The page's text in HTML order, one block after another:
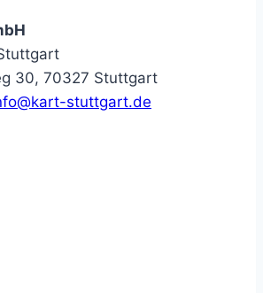
30, 70327 Stuttgart
stuttgart.de